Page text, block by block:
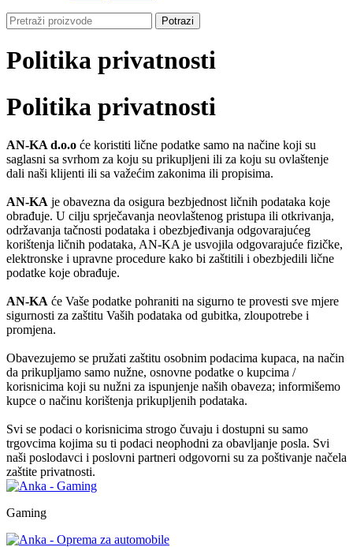
Potrazi
Politika privatnosti
Politika privatnosti
AN-KA d.o.o će koristiti lične podatke samo na načine koji su
saglasni sa svrhom za koju su prikupljeni ili za koju su ovlaštenje
dali naši klijenti ili sa važećim zakonima ili propisima.
AN-KA je obavezna da osigura bezbjednost ličnih podataka koje
obrađuje. U cilju sprječavanja neovlaštenog pristupa ili otkrivanja,
održavanja tačnosti podataka i obezbjeđivanja odgovarajućeg
korištenja ličnih podataka, AN-KA je usvojila odgovarajuće fizičke,
elektronske i upravne procedure kako bi zaštitili i obezbjedili lične
podatke koje obrađuje.
AN-KA će Vaše podatke pohraniti na sigurno te provesti sve mjere
sigurnosti za zaštitu Vaših podataka od gubitka, zloupotrebe i
promjena.
Obavezujemo se pružati zaštitu osobnim podacima kupaca, na način
da prikupljamo samo nužne, osnovne podatke o kupcima /
korisnicima koji su nužni za ispunjenje naših obaveza; informišemo
kupce o načinu korištenja prikupljenih podataka.
Svi se podaci o korisnicima strogo čuvaju i dostupni su samo
trgovcima kojima su ti podaci neophodni za obavljanje posla. Svi
naši poslodavci i poslovni partneri odgovorni su za poštivanje načela
zaštite privatnosti.
Gaming